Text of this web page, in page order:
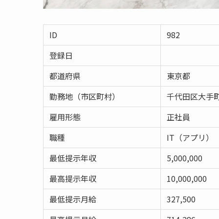
ID
982
登録日
都道府県
東京都
勤務地（市区町村）
千代田区大手
雇用形態
正社員
職種
IT（アプリ）
最低提示年収
5,000,000
最高提示年収
10,000,000
最低提示月給
327,500